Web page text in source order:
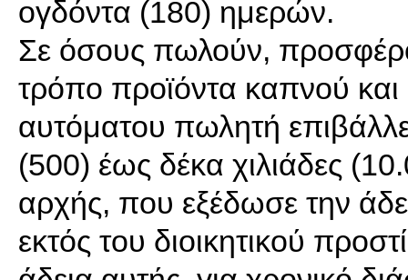
ογδόντα (180) ημερών.
Σε όσους πωλούν,
τρόπο προϊόντα καπνού
αυτόματου πωλητή
(500) έως δέκα χιλιάδες
αρχής, που εξέδωσε την
εκτός του διοικητικού